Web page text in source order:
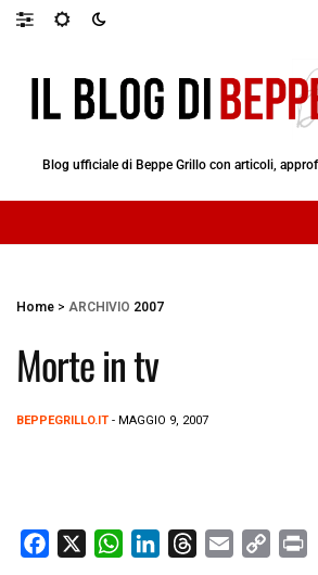
Blog ufficiale di Beppe Grillo con articoli,
Home > ARCHIVIO 2007
Morte in tv
BEPPEGRILLO.IT - MAGGIO 9, 2007
W